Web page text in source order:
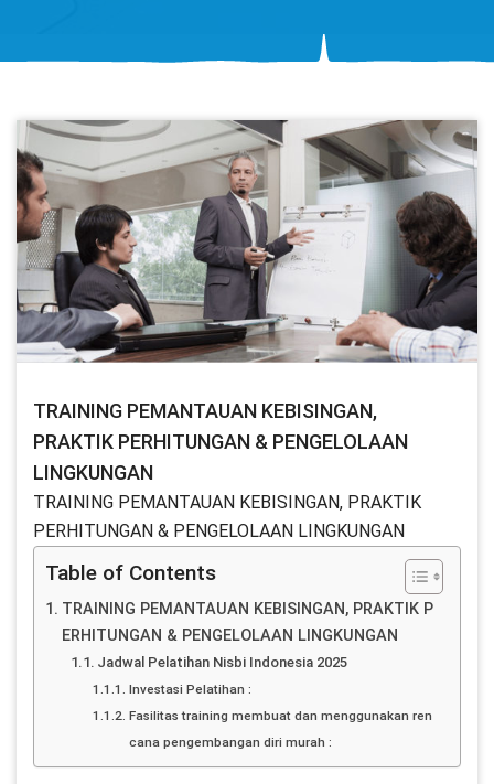
TRAINING PEMANTAUAN KEBISINGAN,
PRAKTIK PERHITUNGAN & PENGELOLAAN
LINGKUNGAN
TRAINING PEMANTAUAN KEBISINGAN, PRAKTIK
PERHITUNGAN & PENGELOLAAN LINGKUNGAN
Table of Contents
TRAINING PEMANTAUAN KEBISINGAN, PRAKTIK P
ERHITUNGAN & PENGELOLAAN LINGKUNGAN
Jadwal Pelatihan Nisbi Indonesia 2025
Investasi Pelatihan :
Fasilitas training membuat dan menggunakan ren
cana pengembangan diri murah :